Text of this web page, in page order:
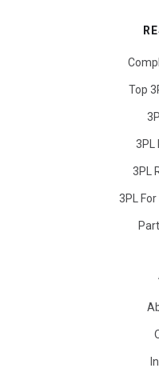
Top
3PL
3PL
3PL